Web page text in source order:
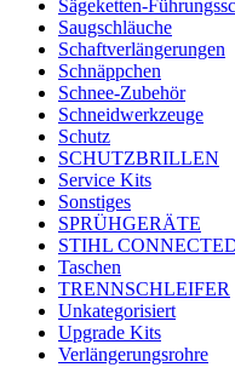
Sägeketten-
Saugschläuche
Schaftverlängerungen
Schnäppchen
Schnee-Zubehör
Schneidwerkzeuge
Schutz
SCHUTZBRILLEN
Service Kits
Sonstiges
SPRÜHGERÄTE
STIHL
Taschen
TRENNSCHLEIFER
Unkategorisiert
Upgrade Kits
Verlängerungsrohre